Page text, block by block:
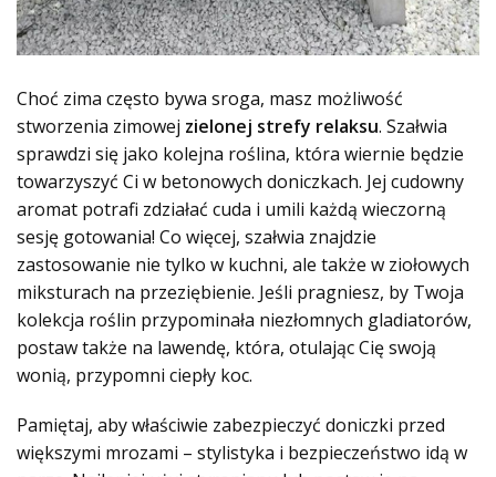
Choć zima często bywa sroga, masz możliwość
stworzenia zimowej zielonej strefy relaksu. Szałwia
sprawdzi się jako kolejna roślina, która wiernie będzie
towarzyszyć Ci w betonowych doniczkach. Jej cudowny
aromat potrafi zdziałać cuda i umili każdą wieczorną
sesję gotowania! Co więcej, szałwia znajdzie
zastosowanie nie tylko w kuchni, ale także w ziołowych
miksturach na przeziębienie. Jeśli pragniesz, by Twoja
kolekcja roślin przypominała niezłomnych gladiatorów,
postaw także na lawendę, która, otulając Cię swoją
wonią, przypomni ciepły koc.
Pamiętaj, aby właściwie zabezpieczyć doniczki przed
większymi mrozami – stylistyka i bezpieczeństwo idą w